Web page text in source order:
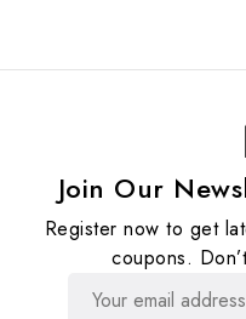
Join Our
Register now to get
coupons.